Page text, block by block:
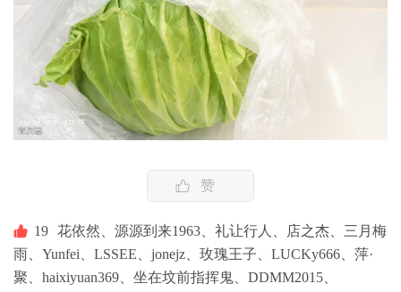
赞
19 花依然、 源源到来1963、 礼让行人、 店之杰、 三月梅
雨、 Yunfei、 LSSEE、 jonejz、 玫瑰王子、 LUCKy666、 萍·
聚、 haixiyuan369、 坐在坟前指挥鬼、 DDMM2015、